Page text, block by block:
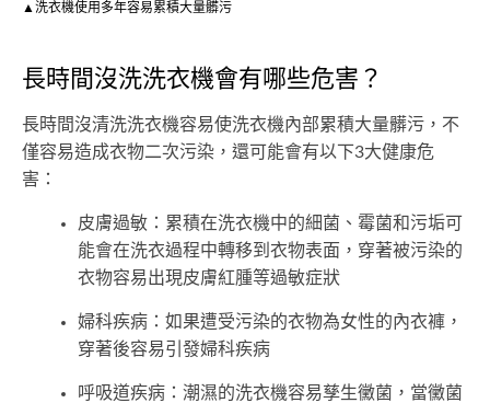
▲洗衣機使用多年容易累積大量髒污
長時間沒洗洗衣機會有哪些危害？
長時間沒清洗洗衣機容易使洗衣機內部累積大量髒污，不
僅容易造成衣物二次污染，還可能會有以下3大健康危
害：
皮膚過敏：累積在洗衣機中的細菌、霉菌和污垢可
能會在洗衣過程中轉移到衣物表面，穿著被污染的
衣物容易出現皮膚紅腫等過敏症狀
婦科疾病：如果遭受污染的衣物為女性的內衣褲，
穿著後容易引發婦科疾病
呼吸道疾病：潮濕的洗衣機容易孳生黴菌，當黴菌